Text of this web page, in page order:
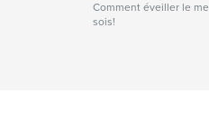
Comment éveiller le
sois!